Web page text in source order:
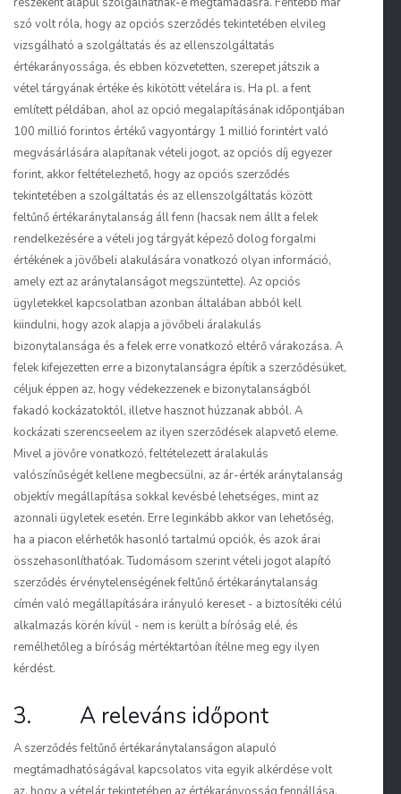
szó volt róla, hogy az opciós szerződés tekintetében elvileg
vizsgálható a szolgáltatás és az ellenszolgáltatás
értékarányossága, és ebben közvetetten, szerepet játszik a
vétel tárgyának értéke és kikötött vételára is. Ha pl. a fent
említett példában, ahol az opció megalapításának időpontjában
100 millió forintos értékű vagyontárgy 1 millió forintért való
megvásárlására alapítanak vételi jogot, az opciós díj egyezer
forint, akkor feltételezhető, hogy az opciós szerződés
tekintetében a szolgáltatás és az ellenszolgáltatás között
feltűnő értékaránytalanság áll fenn (hacsak nem állt a felek
rendelkezésére a vételi jog tárgyát képező dolog forgalmi
értékének a jövőbeli alakulására vonatkozó olyan információ,
amely ezt az aránytalanságot megszüntette). Az opciós
ügyletekkel kapcsolatban azonban általában abból kell
kiindulni, hogy azok alapja a jövőbeli áralakulás
bizonytalansága és a felek erre vonatkozó eltérő várakozása. A
felek kifejezetten erre a bizonytalanságra építik a szerződésüket,
céljuk éppen az, hogy védekezzenek e bizonytalanságból
fakadó kockázatoktól, illetve hasznot húzzanak abból. A
kockázati szerencseelem az ilyen szerződések alapvető eleme.
Mivel a jövőre vonatkozó, feltételezett áralakulás
valószínűségét kellene megbecsülni, az ár-érték aránytalanság
objektív megállapítása sokkal kevésbé lehetséges, mint az
azonnali ügyletek esetén. Erre leginkább akkor van lehetőség,
ha a piacon elérhetők hasonló tartalmú opciók, és azok árai
összehasonlíthatóak. Tudomásom szerint vételi jogot alapító
szerződés érvénytelenségének feltűnő értékaránytalanság
címén való megállapítására irányuló kereset - a biztosítéki célú
alkalmazás körén kívül - nem is került a bíróság elé, és
remélhetőleg a bíróság mértéktartóan ítélne meg egy ilyen
kérdést.
3. A releváns időpont
A szerződés feltűnő értékaránytalanságon alapuló
megtámadhatóságával kapcsolatos vita egyik alkérdése volt